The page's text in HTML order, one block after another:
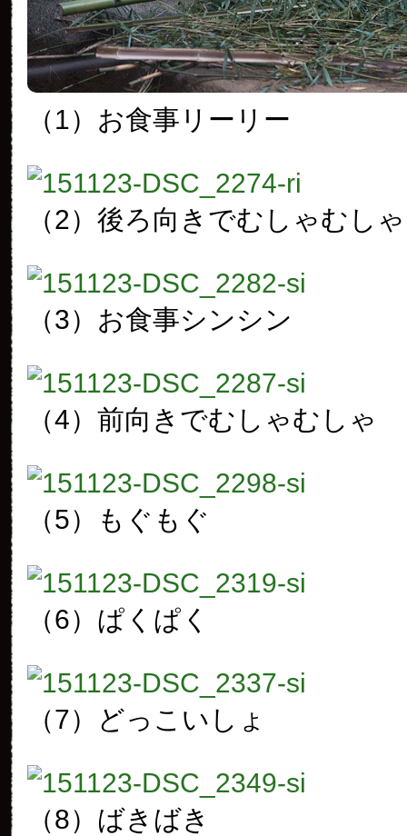
（1）お食事リーリー
（2）後ろ向きでむしゃむしゃ
（3）お食事シンシン
（4）前向きでむしゃむしゃ
（5）もぐもぐ
（6）ぱくぱく
（7）どっこいしょ
（8）ばきばき